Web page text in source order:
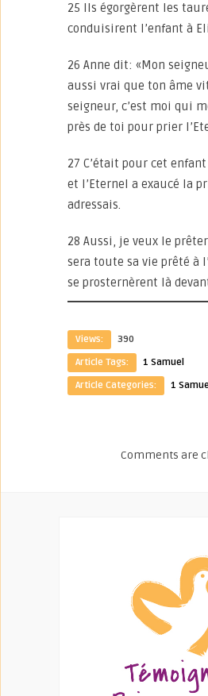
25 Ils égorgèrent les
conduisirent l’enfant à
26 Anne dit: «Mon
aussi vrai que ton âme
seigneur, c’est moi qui
près de toi pour prier
27 C’était pour cet
et l’Eternel a exaucé la
adressais.
28 Aussi, je veux le
sera toute sa vie prêté à
se prosternèrent là
Views:
390
Article Tags:
1 Samuel
Article Categories:
1
Comments are